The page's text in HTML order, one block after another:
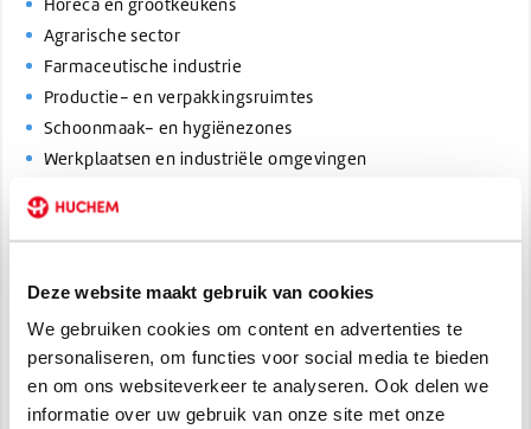
Deze website maakt gebruik van cookies
We gebruiken cookies om content en advertenties te
personaliseren, om functies voor social media te bieden
en om ons websiteverkeer te analyseren. Ook delen we
informatie over uw gebruik van onze site met onze
Agrarische sector
Farmaceutische industrie
Productie- en verpakkingsruimtes
Schoonmaak- en hygiënezones
Werkplaatsen en industriële omgevingen
Door de professionele uitstraling en robuuste constructie is
de houder geschikt voor zowel natte als droge
Gemaakt van duurzaam roestvrijstaal
Bestand tegen corrosie en agressieve reinigingsmiddelen
Zorgt voor een nette en georganiseerde werkplek